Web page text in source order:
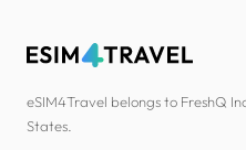
eSIM4Travel belongs to FreshQ
States.